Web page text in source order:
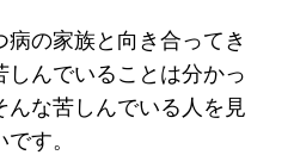
の家族と向き合ってき
しんでいることは分かっ
んな苦しんでいる人を見
す。